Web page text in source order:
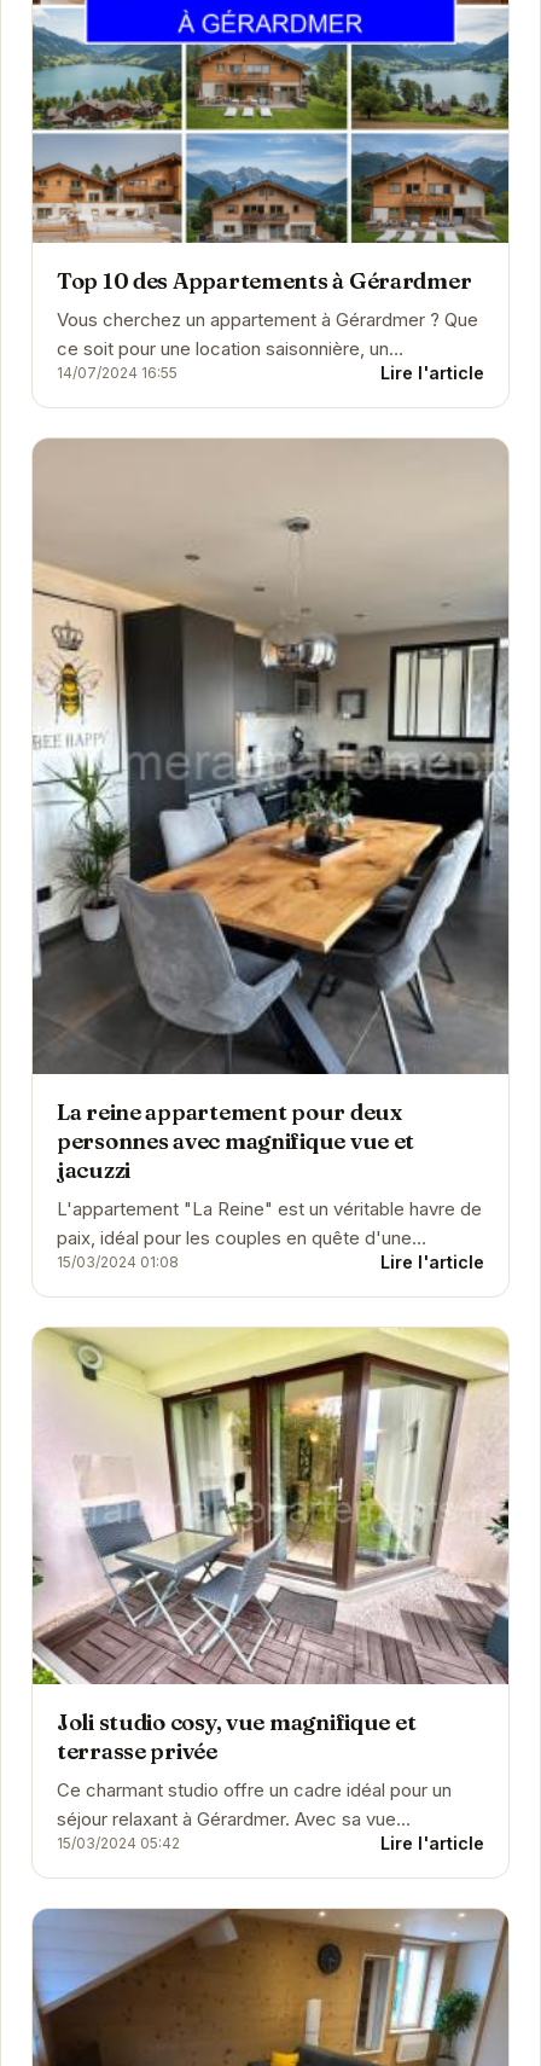
Top 10 des Appartements à Gérardmer
Vous cherchez un appartement à Gérardmer ? Que
ce soit pour une location saisonnière, un
investissement locatif ou pour vous installer
durablement, n...
14/07/2024 16:55 Lire l'article
La reine appartement pour deux
personnes avec magnifique vue et
jacuzzi
L'appartement "La Reine" est un véritable havre de
paix, idéal pour les couples en quête d'une
escapade romantique. Son jacuzzi privatif et sa
vue...
15/03/2024 01:08 Lire l'article
Joli studio cosy, vue magnifique et
terrasse privée
Ce charmant studio offre un cadre idéal pour un
séjour relaxant à Gérardmer. Avec sa vue
imprenable et sa terrasse privée, vous pourrez
profiter...
15/03/2024 05:42 Lire l'article